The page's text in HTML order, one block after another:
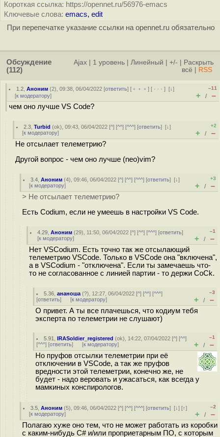
Короткая ссылка: https://opennet.ru/56976-emacs
Ключевые слова: emacs, edit
При перепечатке указание ссылки на opennet.ru обязательно
Обсуждение
(112)
Ajax 1 уровень Линейный +/-
Раскрыть
всё
RSS
1.2 ,Аноним (2), 09:38, 06/04/2022 [ответить] [ ﹢﹢﹢] [ · · ·][↓]
[к модератору]
–11
+ / –
чем оно лучше VS Code?
2.3 ,Turbid (ok), 09:43, 06/04/2022 [^] [^^] [^^^] [ответить][↓]
[к модератору]
+2
+ / –
Не отсылает телеметрию?
Другой вопрос - чем оно лучше (neo)vim?
3.4 ,Аноним (4), 09:46, 06/04/2022 [^] [^^] [^^^] [ответить][↓]
[к модератору]
+3
+ / –
> Не отсылает телеметрию?
Есть Codium, если не умеешь в настройки VS Code.
4.29 ,Аноним (29), 11:50, 06/04/2022 [^] [^^] [^^^] [ответить]
[к модератору]
–1
+ / –
Нет VSCodium. Есть точно так же отсылающий
телеметрию VSCode. Только в VSCode она "включена",
а в VSCodium - "отключена". Если ты замечаешь что-
то не согласованное с линией партии - то держи СоСk.
5.36 ,ананоша (?), 12:27, 06/04/2022 [^] [^^] [^^^]
[ответить] [к модератору]
–3
+ / –
О привет. А ты все плачешься, что кодиум тебя
эксперта по телеметрии не слушают)
5.91 ,IRASoldier_registered (ok), 14:22, 07/04/2022 [^] [^^]
[^^^] [ответить] [к модератору]
–1
+ / –
Но пруфов отсылки телеметрии при её
отключении в VSCode, а так же пруфов
вредности этой телеметрии, конечно же, не
будет - надо веровать и ужасаться, как всегда у
мамкиных конспирологов.
3.5 ,Аноним (5), 09:46, 06/04/2022 [^] [^^] [^^^] [ответить][↓] [↑]
[к модератору]
–2
+ / –
Полагаю хуже оно тем, что не может работать из коробки
с каким-нибудь C# и/или проприетарным ПО, с которым